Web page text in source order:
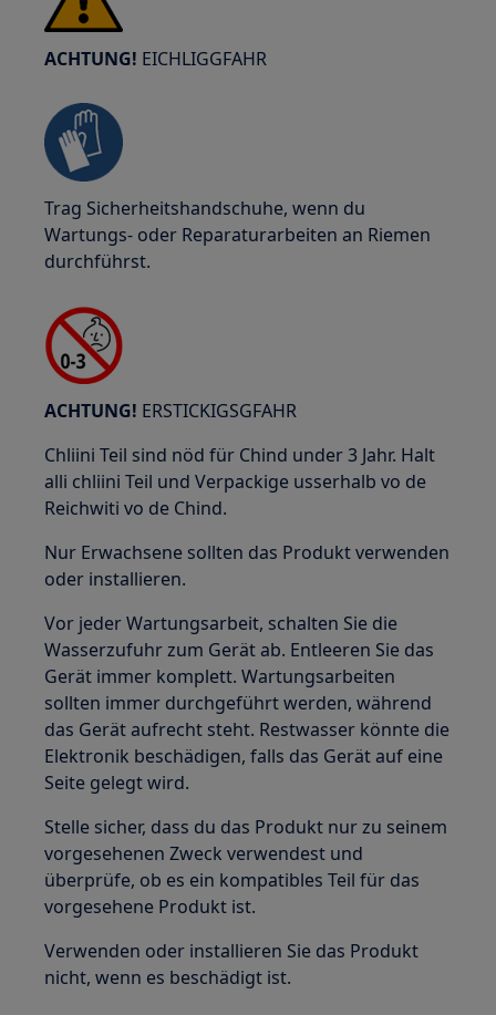
ACHTUNG! EICHLIGGFAHR
Trag Sicherheitshandschuhe, wenn du
Wartungs- oder Reparaturarbeiten an Riemen
durchführst.
ACHTUNG! ERSTICKIGSGFAHR
Chliini Teil sind nöd für Chind under 3 Jahr. Halt
alli chliini Teil und Verpackige usserhalb vo de
Reichwiti vo de Chind.
Nur Erwachsene sollten das Produkt verwenden
oder installieren.
Vor jeder Wartungsarbeit, schalten Sie die
Wasserzufuhr zum Gerät ab. Entleeren Sie das
Gerät immer komplett. Wartungsarbeiten
sollten immer durchgeführt werden, während
das Gerät aufrecht steht. Restwasser könnte die
Elektronik beschädigen, falls das Gerät auf eine
Seite gelegt wird.
Stelle sicher, dass du das Produkt nur zu seinem
vorgesehenen Zweck verwendest und
überprüfe, ob es ein kompatibles Teil für das
vorgesehene Produkt ist.
Verwenden oder installieren Sie das Produkt
nicht, wenn es beschädigt ist.